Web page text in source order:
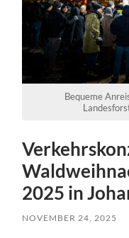
Bequeme
2025 in
NOVEMBER 24, 2025